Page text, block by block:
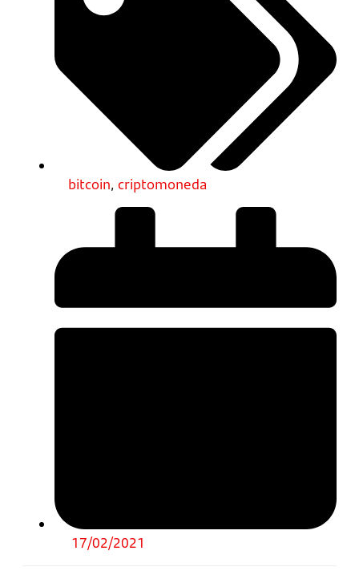
bitcoin, criptomoneda
17/02/2021